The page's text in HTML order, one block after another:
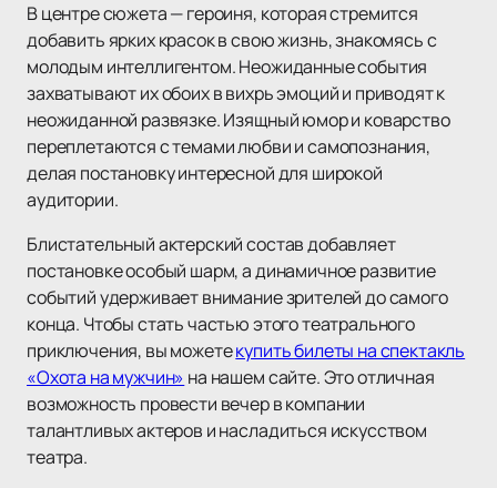
В центре сюжета — героиня, которая стремится
добавить ярких красок в свою жизнь, знакомясь с
молодым интеллигентом. Неожиданные события
захватывают их обоих в вихрь эмоций и приводят к
неожиданной развязке. Изящный юмор и коварство
переплетаются с темами любви и самопознания,
делая постановку интересной для широкой
аудитории.
Блистательный актерский состав добавляет
постановке особый шарм, а динамичное развитие
событий удерживает внимание зрителей до самого
конца. Чтобы стать частью этого театрального
приключения, вы можетекупить билеты на спектакль
«Охота на мужчин» на нашем сайте. Это отличная
возможность провести вечер в компании
талантливых актеров и насладиться искусством
театра.